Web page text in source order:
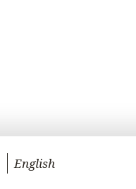
English